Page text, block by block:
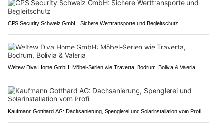
CPS Security Schweiz GmbH: Sichere Werttransporte und Begleitschutz
Weltew Diva Home GmbH: Möbel-Serien wie Traverta, Bodrum, Bolivia & Valeria
Kaufmann Gotthard AG: Dachsanierung, Spenglerei und Solarinstallation vom Profi